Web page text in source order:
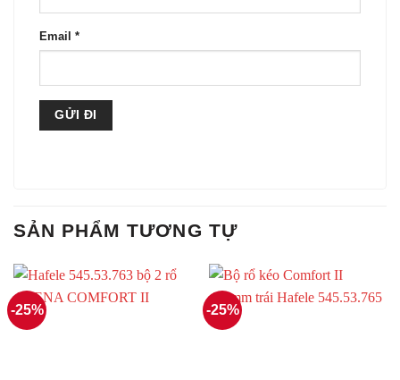
Email *
SẢN PHẨM TƯƠNG TỰ
-25% -25%